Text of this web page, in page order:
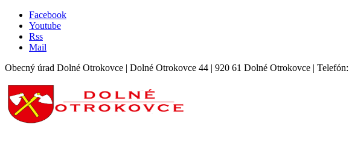
Facebook
Youtube
Rss
Mail
Obecný úrad Dolné Otrokovce | Dolné Otrokovce 44 | 920 61 Dolné Otrokovce |